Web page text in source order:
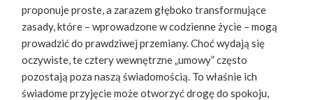
proponuje proste, a zarazem głęboko transformujące
zasady, które – wprowadzone w codzienne życie – mogą
prowadzić do prawdziwej przemiany. Choć wydają się
oczywiste, te cztery wewnętrzne „umowy” często
pozostają poza naszą świadomością. To właśnie ich
świadome przyjęcie może otworzyć drogę do spokoju,